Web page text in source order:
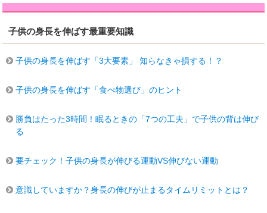
子供の身長を伸ばす最重要知識
子供の身長を伸ばす「3大要素」 知らなきゃ損する！？
子供の身長を伸ばす「食べ物選び」のヒント
勝負はたった3時間！眠るときの「7つの工夫」で子供の背は伸び
る
要チェック！子供の身長が伸びる運動VS伸びない運動
意識していますか？身長の伸びが止まるタイムリミットとは？